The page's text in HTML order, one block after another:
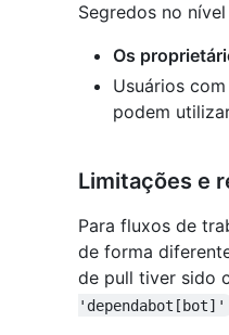
Segredos no
Os
Usuários com
podem
Limitações e
Para fluxos de
de forma
de pull tiver sido
'dependabot[bot]'